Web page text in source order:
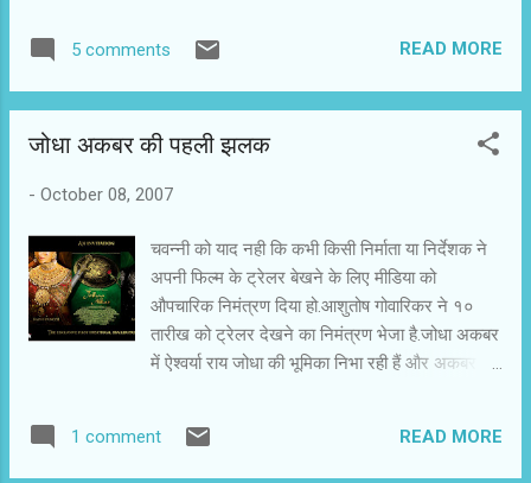
पक्के आमिर खान एक बार में एक ही काम करते हैं और पूरे
मनोयोग से करते हैं.जैसे अगर वह आप से मिल राहे हैं तो
से चवन्नी भी काफी दुःखी हुआ था...आमिर थोड़े मजाकिया
ख़त में एक लम्बा स्पेस देने के बाद बताया है कि अब उनका
होगा.यहाँ पर और भी कई खूबियां रहेंगी.आमिर अपना वेब
साईट लेकर आ राहे हैं.उस वेब साईट का चैट रूम चौबीस
घंटे खुला रहेगा.वहाँ आमिर कभी बता कर तो कभ बिना
बताये आएंगे और सभी से बातें करेंगे.अगर कोई दिलचस्प
बात कर रह होगा तो वे उसके साथ चैट रूम में अलग से बात
5 comments READ MORE
जोधा अकबर की पहली झलक
- October 08, 2007
चवन्नी को याद नही कि कभी किसी निर्माता या निर्देशक ने
अपनी फिल्म के ट्रेलर बेखने के लिए मीडिया को
औपचारिक निमंत्रण दिया हो.आशुतोष गोवारिकर ने १०
तारीख को ट्रेलर देखने का निमंत्रण भेजा है.जोधा अकबर
में ऐश्वर्या राय जोधा की भूमिका निभा रही हैं और अकबर बने
पहली झलक देखने के बाद चवन्नी आप को ट्रेलर के बारे में
बतायेगा.
1 comment READ MORE